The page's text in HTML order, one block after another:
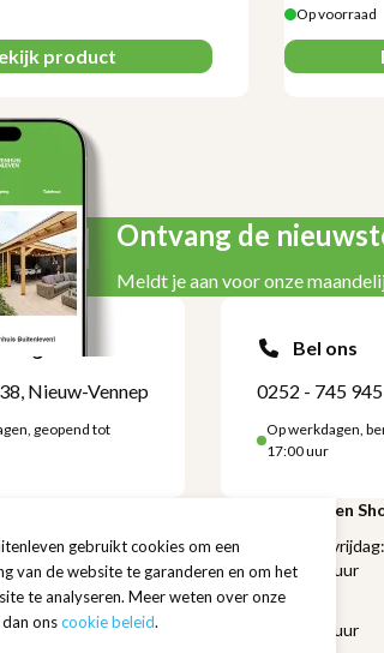
product
Op voorraad
Ontvang de
Meldt je aan voor onze
langs
Nieuw-Vennep
geopend tot
Bel ons
0252 - 745 945
Op werkdagen,
17:00 uur
Vennep
Openingstijden
Maandag t/m vrijdag:
08:00 - 17:00 uur
Zaterdag:
08:00 - 16:00 uur
gebruikt cookies om een
van de website te garanderen en om het
te analyseren. Meer weten over onze
onscookie beleid.